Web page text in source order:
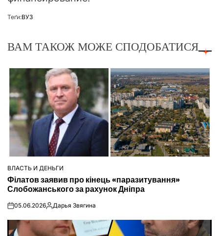
Теґи:ВУЗ
ВАМ ТАКОЖ МОЖЕ СПОДОБАТИСЯ
ОПУБЛІКУВАТИ
У
ВЛАСТЬ И ДЕНЬГИ
Філатов заявив про кінець «паразитування»
Слобожанського за рахунок Дніпра
on05.06.2026Опубліковано
Дарья Звягина